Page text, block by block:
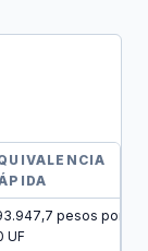
pesos por
UF